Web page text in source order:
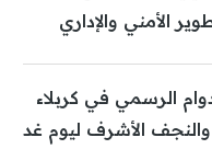
الأمني والإداري
الرسمي في كربلاء
الأشرف ليوم غد